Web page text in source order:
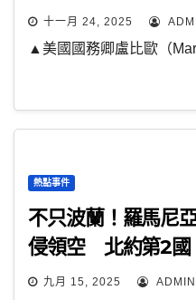
十一月 24, 2025
▲美國國務卿盧比歐（
熱點事件
不只波蘭！羅馬尼
侵領空 北約第2國
九月 15, 2025